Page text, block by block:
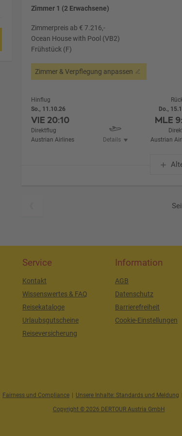
Zimmer 1 (2 Erwachsene)
Zimmerpreis ab € 7.216,-
Ocean House with Pool (VB2)
Frühstück (F)
Zimmer & Verpflegung anpassen
Hinflug
So., 11.10.26
VIE 20:10
Direktflug
Austrian Airlines
Details
Do.,
MLE
Austrian
Service
Kontakt
Wissenswertes & FAQ
Reisekataloge
Urlaubsgutscheine
Reiseversicherung
Information
AGB
Datenschutz
Barrierefreiheit
Cookie-Einstellungen
Fairness und Compliance | Unsere Inhalte: Standards und Meldung
Copyright © 2026 DERTOUR Austria GmbH